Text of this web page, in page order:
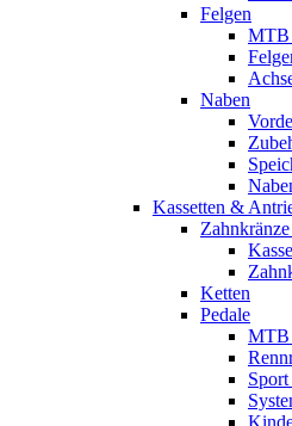
Felgen
MTB
Naben
Kassetten &
Ketten
Pedale
MTB